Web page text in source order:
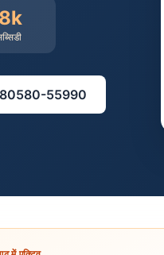
55990